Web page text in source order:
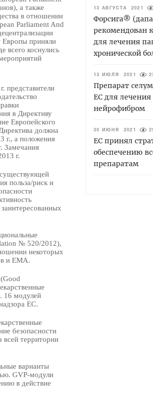
а также
в отношении
Parliament And
Европы приняли
всего коснулись
представители
в Директиву
Европейского
должна
г., а положения
Замечания
г.
существующей
польза/риск и
№ 520/2012),
некоторых
и ЕМА.
16 модулей
ЕС.
безопасности
всей территории
варианты
GVP-модули
в действие
13 АВГУСТА 2021
Форсига®
рекомендован
для лечения
хронической
13 ИЮЛЯ 2021
Препарат
ЕС для
нейрофибром
30 ИЮНЯ 2021
ЕС принял
обеспечению
препаратам